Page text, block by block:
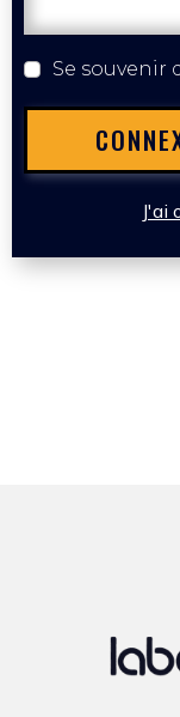
Se souvenir
J'ai